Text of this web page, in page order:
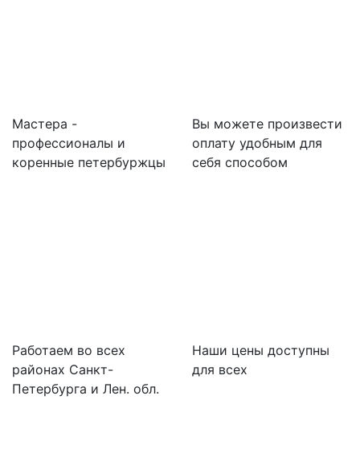
Мастера -
профессионалы и
коренные петербуржцы
Вы можете произвести
оплату удобным для
себя способом
Работаем во всех
районах Санкт-
Петербурга и Лен. обл.
Наши цены доступны
для всех